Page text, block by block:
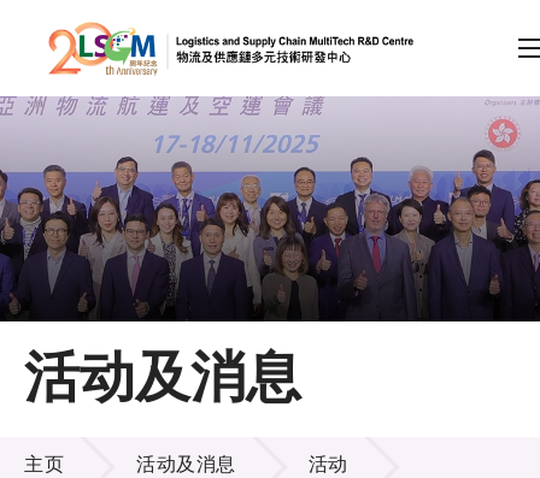
跳到内容（按回车键）
会员登录
A A EN 繁 简
主页
关于LSCM
技术商品化
活动及消息
活动及消息
主页 活动及消息 活动